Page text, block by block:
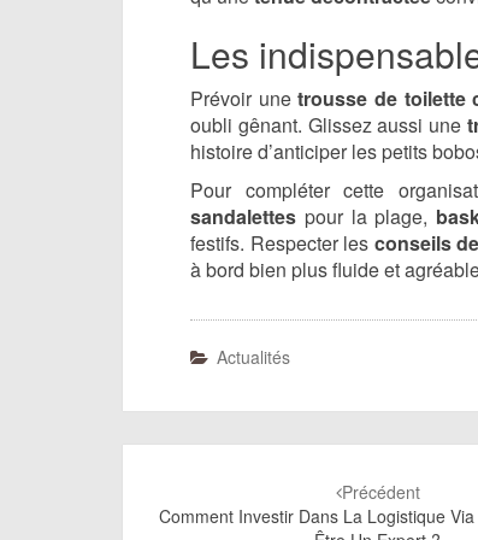
Les
Prévoir unetrousse de toilette
oubli gênant. Glissez aussi une
histoire d’anticiper les petits
Pour compléter cette
sandalettes pour la plage,
festifs. Respecter les conseils
à bord bien plus fluide et
Actualités
Navigation
d'article
Précédent
Comment Investir Dans La Logistique